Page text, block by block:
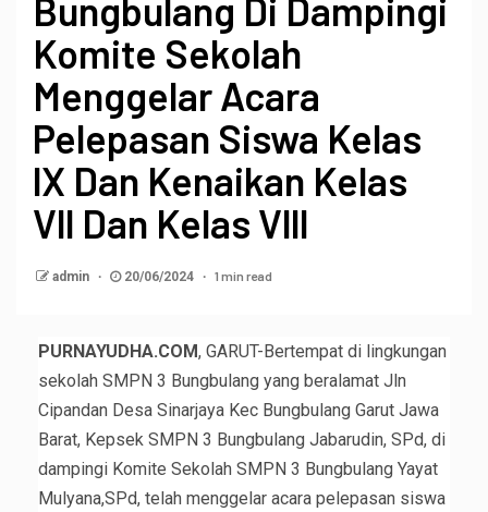
Bungbulang Di Dampingi
Komite Sekolah
Menggelar Acara
Pelepasan Siswa Kelas
lX Dan Kenaikan Kelas
Vll Dan Kelas Vlll
admin 20/06/2024 1 min read
PURNAYUDHA.COM, GARUT-Bertempat di lingkungan
sekolah SMPN 3 Bungbulang yang beralamat Jln
Cipandan Desa Sinarjaya Kec Bungbulang Garut Jawa
Barat, Kepsek SMPN 3 Bungbulang Jabarudin, SPd, di
dampingi Komite Sekolah SMPN 3 Bungbulang Yayat
Mulyana,SPd, telah menggelar acara pelepasan siswa